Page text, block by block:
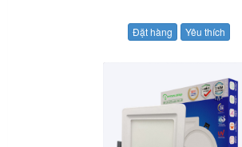
Đặt hàng Yêu thích